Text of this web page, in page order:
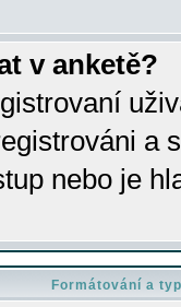
v anketě?
a
nebo je
Formátování a